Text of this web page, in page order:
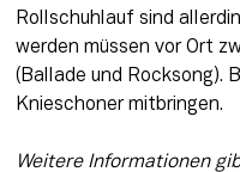
Rollschuhlauf sind
werden müssen vor Ort
(Ballade und Rocksong).
Knieschoner mitbringen.
Weitere Informationen